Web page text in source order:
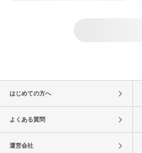
はじめての方へ
よくある質問
運営会社